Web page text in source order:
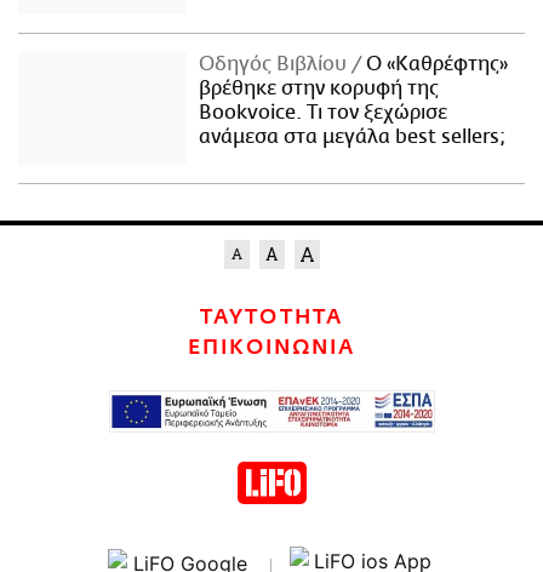
Οδηγός Βιβλίου
Ο «Καθρέφτης»
βρέθηκε στην κορυφή της
Bookvoice. Τι τον ξεχώρισε
ανάμεσα στα μεγάλα best sellers;
ΤΑΥΤΟΤΗΤΑ
ΕΠΙΚΟΙΝΩΝΙΑ